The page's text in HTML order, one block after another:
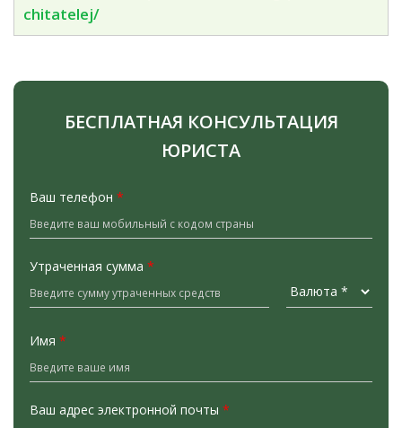
chitatelej/
БЕСПЛАТНАЯ КОНСУЛЬТАЦИЯ
ЮРИСТА
Ваш телефон *
Утраченная сумма *
Имя *
Ваш адрес электронной почты *